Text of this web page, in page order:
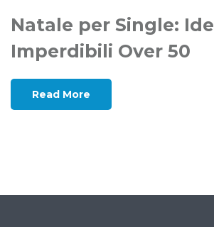
Natale per Single:
Imperdibili Over 50
Read More